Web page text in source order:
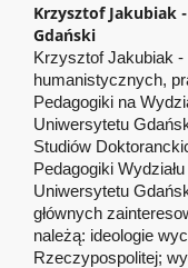
Krzysztof Jakubiak -
Gdański
Krzysztof Jakubiak -
humanistycznych,
Pedagogiki na
Uniwersytetu
Studiów
Pedagogiki
Uniwersytetu
głównych
należą: ideologie
Rzeczypospolitej;